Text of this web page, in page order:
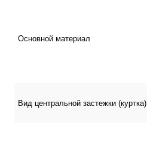
Основной материал
Вид центральной застежки (куртка)